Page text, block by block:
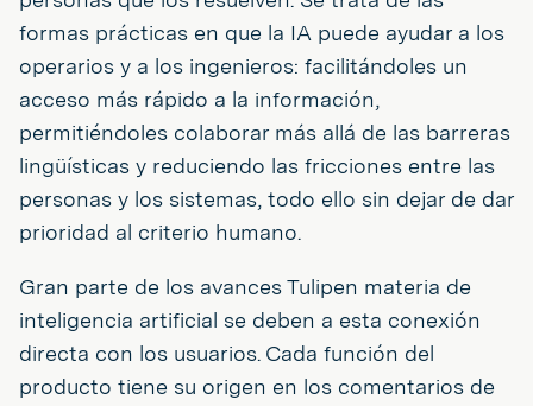
formas prácticas en que la IA puede ayudar a los
operarios y a los ingenieros: facilitándoles un
acceso más rápido a la información,
permitiéndoles colaborar más allá de las barreras
lingüísticas y reduciendo las fricciones entre las
personas y los sistemas, todo ello sin dejar de dar
prioridad al criterio humano.
Gran parte de los avances Tulipen materia de
inteligencia artificial se deben a esta conexión
directa con los usuarios. Cada función del
producto tiene su origen en los comentarios de